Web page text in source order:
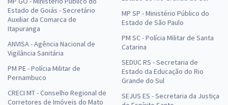
Estado de Goiás - Secretário
Auxiliar da Comarca de
Itapuranga
ANVISA - Agência Nacional de
Vigilância Sanitária
PM PE - Polícia Militar de
Pernambuco
CRECI MT - Conselho Regional de
Corretores de Imóveis do Mato
MP SP - Ministério Público do
Estado de São Paulo
PM SC - Polícia Militar de Santa
Catarina
SEDUC RS - Secretaria de
Estado da Educação do Rio
Grande do Sul
SEJUS ES - Secretaria da Justiça